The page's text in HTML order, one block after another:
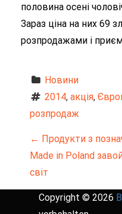
половина осені
Зараз ціна на них 69
розпродажами і
Новини
2014, акція,
розпродаж
Н
а
в
← Продукти з
Made in Poland
світ
Copyright © 2026